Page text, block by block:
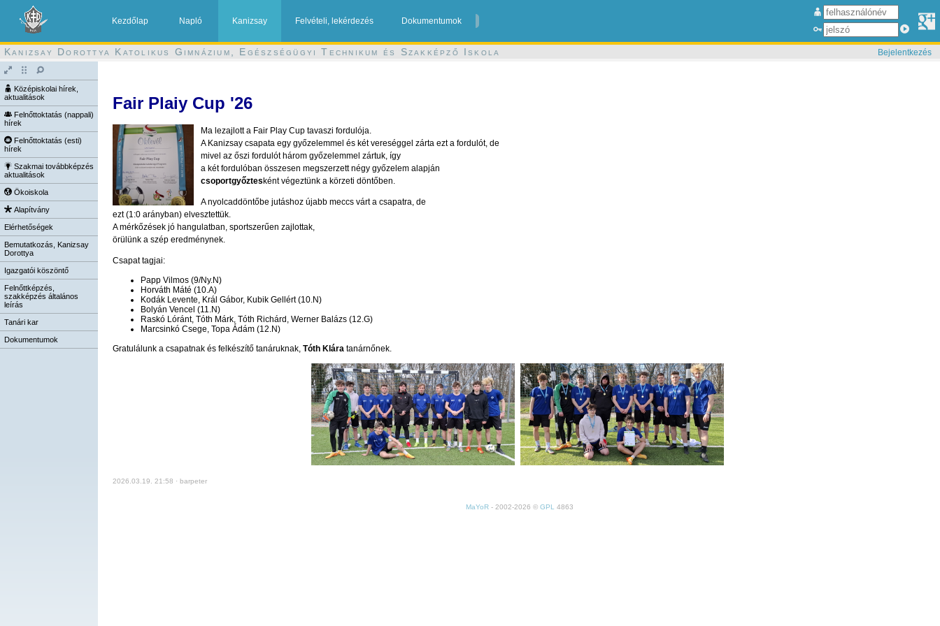
Kezdőlap Napló Kanizsay Felvételi, lekérdezés Dokumentumok
Kanizsay Dorottya Katolikus Gimnázium, Egészségügyi Technikum és Szakképző Iskola Bejelentkezés
Középiskolai hírek,
aktualitások
Felnőttoktatás (nappali)
hírek
Felnőttoktatás (esti)
hírek
Szakmai továbbképzés
aktualitások
Ökoiskola
Alapítvány
Elérhetőségek
Bemutatkozás, Kanizsay
Dorottya
Igazgatói köszöntő
Felnőttképzés,
szakképzés általános
leírás
Tanári kar
Dokumentumok
Fair Plaiy Cup '26
Ma lezajlott a Fair Play Cup tavaszi fordulója.
A Kanizsay csapata egy győzelemmel és két vereséggel zárta ezt a fordulót, de
mivel az őszi fordulót három győzelemmel zártuk, így
a két fordulóban összesen megszerzett négy győzelem alapján
csoportgyőztesként végeztünk a körzeti döntőben.
A nyolcaddöntőbe jutáshoz újabb meccs várt a csapatra, de
ezt (1:0 arányban) elvesztettük.
A mérkőzések jó hangulatban, sportszerűen zajlottak,
örülünk a szép eredménynek.
Csapat tagjai:
Papp Vilmos (9/Ny.N)
Horváth Máté (10.A)
Kodák Levente, Král Gábor, Kubik Gellért (10.N)
Bolyán Vencel (11.N)
Raskó Lóránt, Tóth Márk, Tóth Richárd, Werner Balázs (12.G)
Marcsinkó Csege, Topa Ádám (12.N)
Gratulálunk a csapatnak és felkészítő tanáruknak, Tóth Klára tanárnőnek.
2026.03.19. 21:58 · barpeter
MaYoR- 2002-2026 © GPL 4863